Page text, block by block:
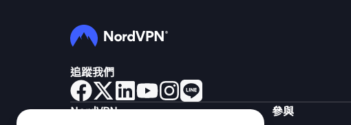
追蹤我們
NordVPN 參與